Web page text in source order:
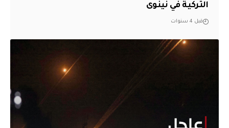
التركية في نينوى
قبل 4 سنوات